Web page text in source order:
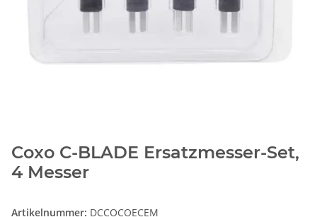
Coxo C-BLADE Ersatzmesser-Set,
4 Messer
Artikelnummer: DCCOCOECEM